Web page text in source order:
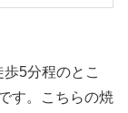
5分程のとこ
す。こちらの焼